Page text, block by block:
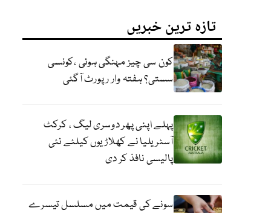
تازہ ترین خبریں
کون سی چیز مہنگی ہوئی ،کونسی
سستی؟ ہفتہ وار رپورٹ آگئی
پہلے اپنی پھر دوسری لیگ ، کرکٹ
آسٹریلیا نے کھلاڑیوں کیلئے نئی
پالیسی نافذ کر دی
سونے کی قیمت میں مسلسل تیسرے